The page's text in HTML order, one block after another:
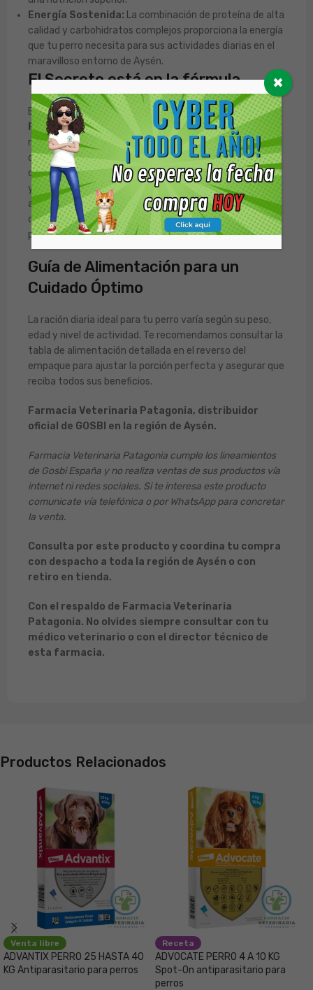
Energía Sostenida: La combinación de proteína de alta
calidad y carbohidratos complejos proporciona la energía
que tu perro necesita para sus actividades diarias en el
maravilloso entorno de Aysén.
El Secreto está en la fórmula
Este alimento va un paso más allá al incorporar la
Fórmula Provital
, el secreto de Gosbi para una
nutrición superior. Esta mezcla incluye ingredientes
como la
manzanilla deshidratadapara favorecer una
digestión calmada,aceite de borrajapara nutrir la piel
y el pelaje desde adentro, y
extracto de yucaque
ayuda a reducir el olor de las heces. Es el valor añadido
que diferencia a Gosbi, cuidando la salud integral de tu
perro.
Guía de Alimentación para un
Cuidado Óptimo
La ración diaria ideal para tu perro varía según su peso,
edad y nivel de actividad. Te recomendamos consultar la
tabla de alimentación detallada en el reverso del
empaque para ajustar la porción perfecta y asegurar que
reciba todos sus beneficios.
Farmacia Veterinaria Patagonia, distribuidor
oficial de GOSBI en la región de Aysén.
Farmacia Veterinaria Patagonia cumple los lineamientos
de Gosbi España y no realiza ventas de sus productos vía
internet ni redes sociales. Si te interesa este producto
comunicate vía telefónica o por WhatsApp para concretar
la venta.
Consulta por este producto y coordina tu compra
con despacho a toda la región de Aysén o con
retiro en tienda.
Con el respaldo de Farmacia Veterinaria
Patagonia. No olvides siempre consultar con tu
médico veterinario o con el director técnico de
esta farmacia.
Productos Relacionados
Venta libre
ADVANTIX PERRO 25 HASTA 40
KG Antiparasitario para perros
Receta
ADVOCATE PERRO 4 A 10 KG
Spot-On antiparasitario para
perros
✖